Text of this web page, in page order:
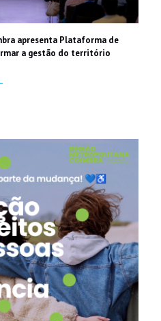
apresenta Plataforma de
a gestão do território